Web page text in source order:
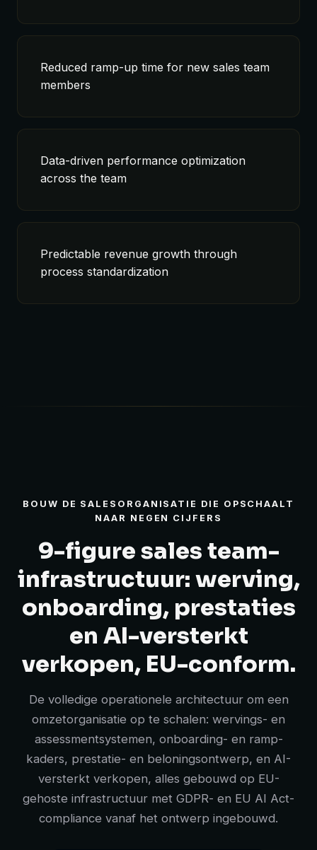
Reduced ramp-up time for new sales team
members
Data-driven performance optimization
across the team
Predictable revenue growth through
process standardization
BOUW DE SALESORGANISATIE DIE OPSCHAALT
NAAR NEGEN CIJFERS
9-figure sales team-
infrastructuur: werving,
onboarding, prestaties
en AI-versterkt
verkopen, EU-conform.
De volledige operationele architectuur om een
omzetorganisatie op te schalen: wervings- en
assessmentsystemen, onboarding- en ramp-
kaders, prestatie- en beloningsontwerp, en AI-
versterkt verkopen, alles gebouwd op EU-
gehoste infrastructuur met GDPR- en EU AI Act-
compliance vanaf het ontwerp ingebouwd.